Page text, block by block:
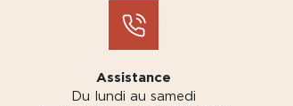
Assistance
Du lundi au samedi